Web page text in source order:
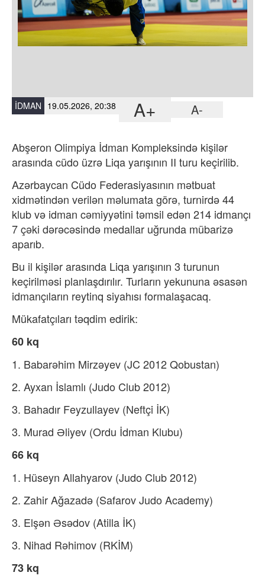
İDMAN 19.05.2026, 20:38 A+ A-
Abşeron Olimpiya İdman Kompleksində kişilər
arasında cüdo üzrə Liqa yarışının II turu keçirilib.
Azərbaycan Cüdo Federasiyasının mətbuat
xidmətindən verilən məlumata görə, turnirdə 44
klub və idman cəmiyyətini təmsil edən 214 idmançı
7 çəki dərəcəsində medallar uğrunda mübarizə
aparıb.
Bu il kişilər arasında Liqa yarışının 3 turunun
keçirilməsi planlaşdırılır. Turların yekununa əsasən
idmançıların reytinq siyahısı formalaşacaq.
Mükafatçıları təqdim edirik:
60 kq
1. Babarəhim Mirzəyev (JC 2012 Qobustan)
2. Ayxan İslamlı (Judo Club 2012)
3. Bahadır Feyzullayev (Neftçi İK)
3. Murad Əliyev (Ordu İdman Klubu)
66 kq
1. Hüseyn Allahyarov (Judo Club 2012)
2. Zahir Ağazadə (Safarov Judo Academy)
3. Elşən Əsədov (Atilla İK)
3. Nihad Rəhimov (RKİM)
73 kq